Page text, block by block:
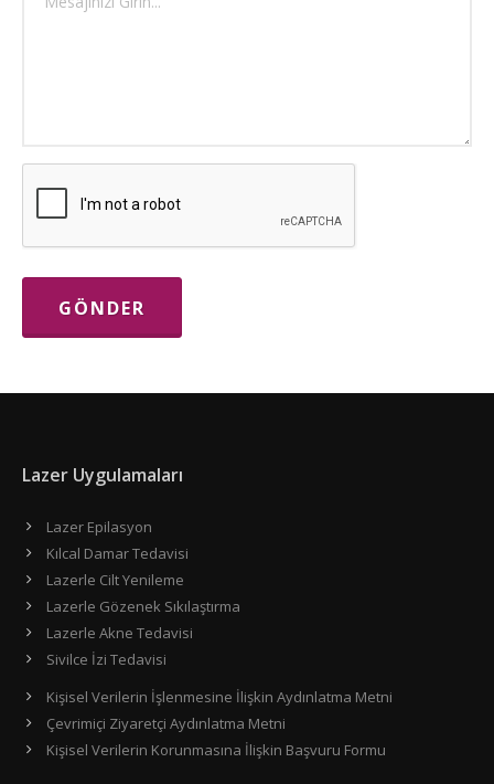
Lazer Uygulamaları
Lazer Epilasyon
Kılcal Damar Tedavisi
Lazerle Cilt Yenileme
Lazerle Gözenek Sıkılaştırma
Lazerle Akne Tedavisi
Sivilce İzi Tedavisi
Kişisel Verilerin İşlenmesine İlişkin Aydınlatma Metni
Çevrimiçi Ziyaretçi Aydınlatma Metni
Kişisel Verilerin Korunmasına İlişkin Başvuru Formu